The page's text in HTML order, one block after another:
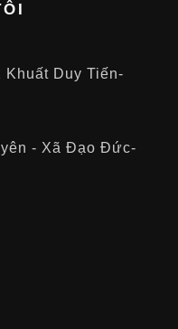
Khuất Duy Tiến-
- Xã Đạo Đức-